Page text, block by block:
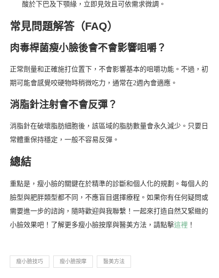
酸於下巴及下顎緣，立即見效且可依需求微調。
常見問題解答（FAQ）
肉毒桿菌瘦小臉後會不會影響咀嚼？
正常劑量和正確施打位置下，不會影響基本的咀嚼功能。不過，初
期可能會感覺咬硬物時稍微吃力，通常在2週內會適應。
消脂針注射會不會反彈？
消脂針在破壞脂肪細胞後，該區域的脂肪數量會永久減少。只要日
常體重保持穩定，一般不容易反彈。
總結
重點是，瘦小臉的關鍵在於精準的診斷和個人化的規劃。每個人的
臉型與肥胖類型都不同，不應盲目選擇療程。如果你有任何疑問或
需要進一步的諮詢，隨時歡迎與我聯繫！一起來打造自然又緊緻的
小臉效果吧！了解更多瘦小臉按摩與醫美方法，請點擊這裡 ！
瘦小臉技巧 瘦小臉按摩 醫美方法